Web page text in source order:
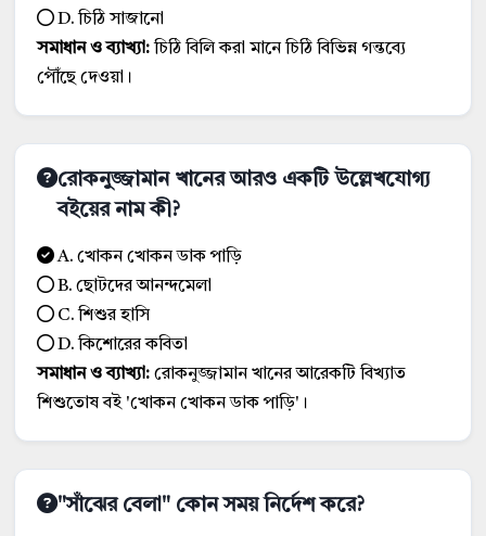
D. চিঠি সাজানো
সমাধান ও ব্যাখ্যা:চিঠি বিলি করা মানে চিঠি বিভিন্ন গন্তব্যে
পৌঁছে দেওয়া।
রোকনুজ্জামান খানের আরও একটি উল্লেখযোগ্য
বইয়ের নাম কী?
A. খোকন খোকন ডাক পাড়ি
B. ছোটদের আনন্দমেলা
C. শিশুর হাসি
D. কিশোরের কবিতা
সমাধান ও ব্যাখ্যা: রোকনুজ্জামান খানের আরেকটি বিখ্যাত
শিশুতোষ বই 'খোকন খোকন ডাক পাড়ি'।
"সাঁঝের বেলা" কোন সময় নির্দেশ করে?